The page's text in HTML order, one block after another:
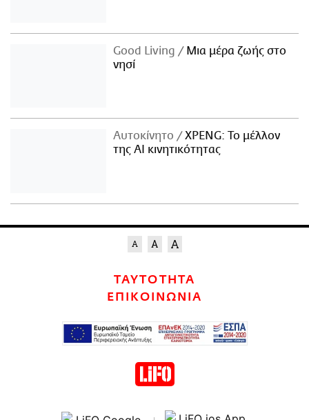
Good Living
Μια μέρα ζωής στο
νησί
Αυτοκίνητο
XPENG: Το μέλλον
της AI κινητικότητας
ΤΑΥΤΟΤΗΤΑ
ΕΠΙΚΟΙΝΩΝΙΑ